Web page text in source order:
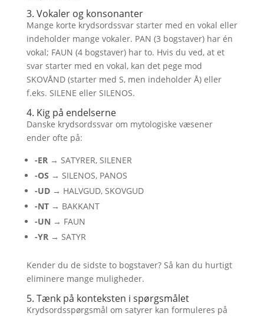
3. Vokaler og konsonanter
Mange korte krydsordssvar starter med en vokal eller
indeholder mange vokaler. PAN (3 bogstaver) har én
vokal; FAUN (4 bogstaver) har to. Hvis du ved, at et
svar starter med en vokal, kan det pege mod
SKOVÅND (starter med S, men indeholder Å) eller
f.eks. SILENE eller SILENOS.
4. Kig på endelserne
Danske krydsordssvar om mytologiske væsener
ender ofte på:
-ER→ SATYRER, SILENER
-OS → SILENOS, PANOS
-UD→ HALVGUD, SKOVGUD
-NT→ BAKKANT
-UN → FAUN
-YR→ SATYR
Kender du de sidste to bogstaver? Så kan du hurtigt
eliminere mange muligheder.
5. Tænk på konteksten i spørgsmålet
Krydsordsspørgsmål om satyrer kan formuleres på